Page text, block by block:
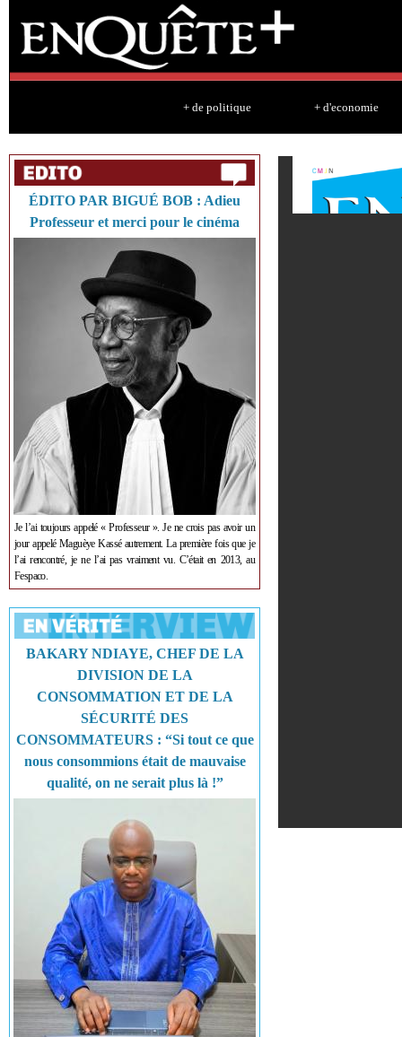
+ de politique + d'economie
ÉDITO PAR BIGUÉ BOB : Adieu
Professeur et merci pour le cinéma
Je l’ai toujours appelé « Professeur ». Je ne crois pas avoir un
jour appelé Maguèye Kassé autrement. La première fois que je
l’ai rencontré, je ne l’ai pas vraiment vu. C’était en 2013, au
Fespaco.
BAKARY NDIAYE, CHEF DE LA
DIVISION DE LA
CONSOMMATION ET DE LA
SÉCURITÉ DES
CONSOMMATEURS : “Si tout ce que
nous consommions était de mauvaise
qualité, on ne serait plus là !”